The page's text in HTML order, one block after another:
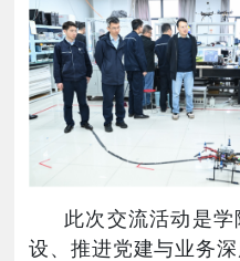
此次交流活动是学
设、推进党建与业务